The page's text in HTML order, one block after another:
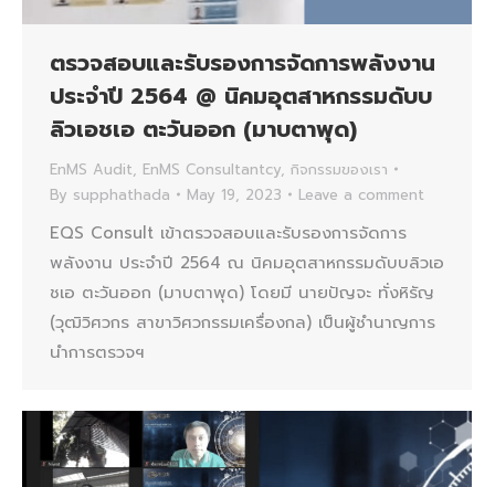
ตรวจสอบและรับรองการจัดการพลังงาน
ประจำปี 2564 @ นิคมอุตสาหกรรมดับบ
ลิวเอชเอ ตะวันออก (มาบตาพุด)
EnMS Audit, EnMS Consultantcy, กิจกรรมของเรา
By supphathada May 19, 2023 Leave a comment
EQS Consult เข้าตรวจสอบและรับรองการจัดการ
พลังงาน ประจำปี 2564 ณ นิคมอุตสาหกรรมดับบลิวเอ
ชเอ ตะวันออก (มาบตาพุด) โดยมี นายปัญจะ ทั่งหิรัญ
(วุฒิวิศวกร สาขาวิศวกรรมเครื่องกล) เป็นผู้ชำนาญการ
นำการตรวจฯ